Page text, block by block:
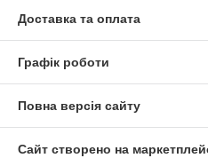
Доставка та оплата
Графік роботи
Повна версія сайту
Сайт створено на